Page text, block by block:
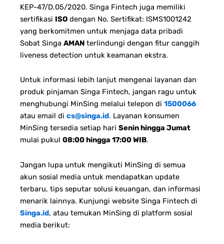
KEP-47/D.05/2020. Singa Fintech juga memiliki
sertifikasi ISO dengan No. Sertifikat: ISMS1001242
yang berkomitmen untuk menjaga data pribadi
Sobat Singa AMAN terlindungi dengan fitur canggih
liveness detection untuk keamanan ekstra.
Untuk informasi lebih lanjut mengenai layanan dan
produk pinjaman Singa Fintech, jangan ragu untuk
menghubungi MinSing melalui telepon di 1500066
atau email di cs@singa.id. Layanan konsumen
MinSing tersedia setiap hari Senin hingga Jumat
mulai pukul 08:00 hingga 17:00 WIB.
Jangan lupa untuk mengikuti MinSing di semua
akun sosial media untuk mendapatkan update
terbaru, tips seputar solusi keuangan, dan informasi
menarik lainnya. Kunjungi website Singa Fintech di
Singa.id, atau temukan MinSing di platform sosial
media berikut: